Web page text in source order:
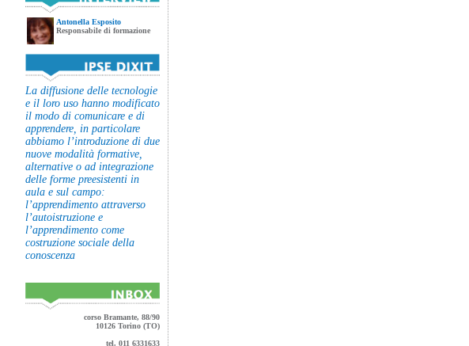
Antonella Esposito
Responsabile di formazione
La diffusione delle tecnologie
e il loro uso hanno modificato
il modo di comunicare e di
apprendere, in particolare
abbiamo l’introduzione di due
nuove modalità formative,
alternative o ad integrazione
delle forme preesistenti in
aula e sul campo:
l’apprendimento attraverso
l’autoistruzione e
l’apprendimento come
costruzione sociale della
conoscenza
corso Bramante, 88/90
10126 Torino (TO)
tel. 011 6331633